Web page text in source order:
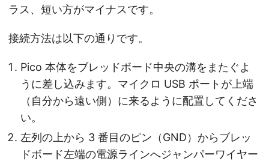
ラス、短い方がマイナスです。
接続方法は以下の通りです。
Pico 本体をブレッドボード中央の溝をまたぐよ
うに差し込みます。マイクロ USB ポートが上端
（自分から遠い側）に来るように配置してくださ
い。
左列の上から 3 番目のピン（GND）からブレッ
ドボード左端の電源ラインへジャンパーワイヤー